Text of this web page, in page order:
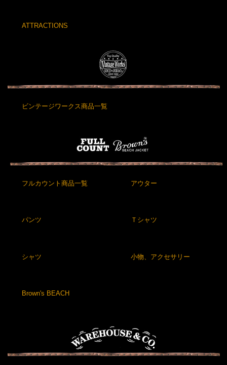
ATTRACTIONS
ビンテージワークス商品一覧
フルカウント商品一覧 アウター
パンツ Ｔシャツ
シャツ 小物、アクセサリー
Brown's BEACH